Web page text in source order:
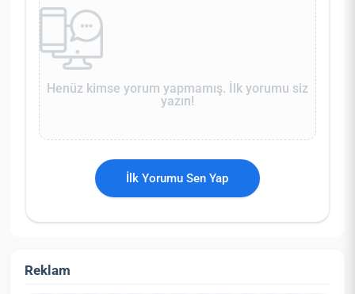
Henüz kimse yorum yapmamış. İlk yorumu siz
yazın!
İlk Yorumu Sen Yap
Reklam